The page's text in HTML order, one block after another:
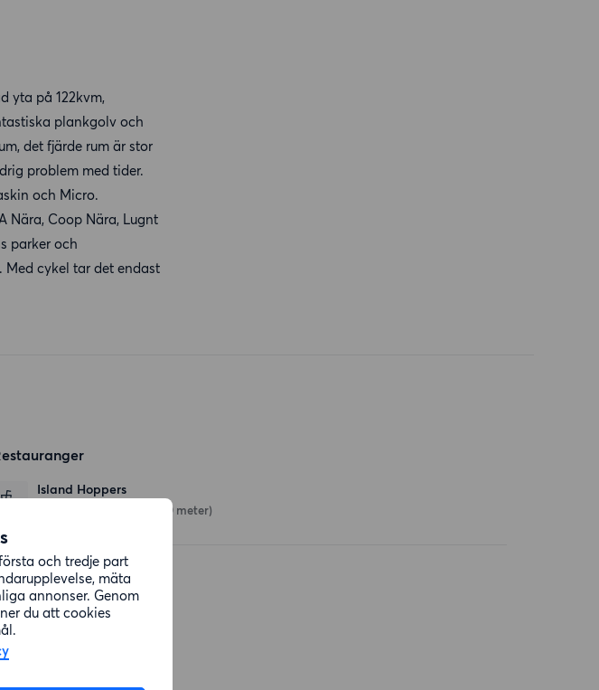
och tredje part
mäta
annonser. Genom
du att cookies
yta på 122kvm,
plankgolv och
det fjärde rum är stor
problem med tider.
och Micro.
Nära, Coop Nära, Lugnt
parker och
cykel tar det endast
Island Hoppers
(270 meter)
La Favorita
Bäckvägen(301 meter)